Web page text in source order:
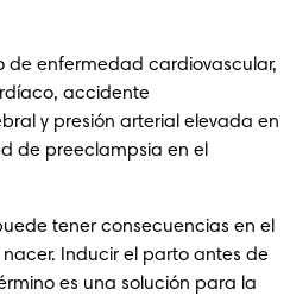
de enfermedad cardiovascular,
accidente
y presión arterial elevada en
de preeclampsia en el
tener consecuencias en el
Inducir el parto antes de
es una solución para la